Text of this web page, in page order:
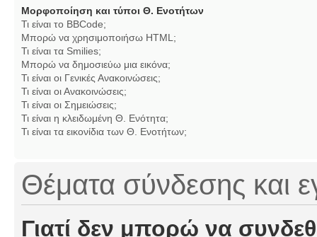
Μορφοποίηση και τύποι Θ. Ενοτήτων
Τι είναι το BBCode;
Μπορώ να χρησιμοποιήσω HTML;
Τι είναι τα Smilies;
Μπορώ να δημοσιεύω μια εικόνα;
Τι είναι οι Γενικές Ανακοινώσεις;
Τι είναι οι Ανακοινώσεις;
Τι είναι οι Σημειώσεις;
Τι είναι η κλειδωμένη Θ. Ενότητα;
Τι είναι τα εικονίδια των Θ. Ενοτήτων;
Θέματα σύνδεσης και
Γιατί δεν μπορώ να